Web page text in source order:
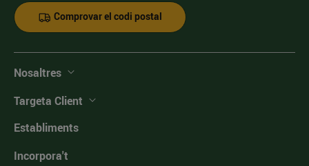
Comprovar el codi postal
Nosaltres
Targeta Client
Establiments
Incorpora't